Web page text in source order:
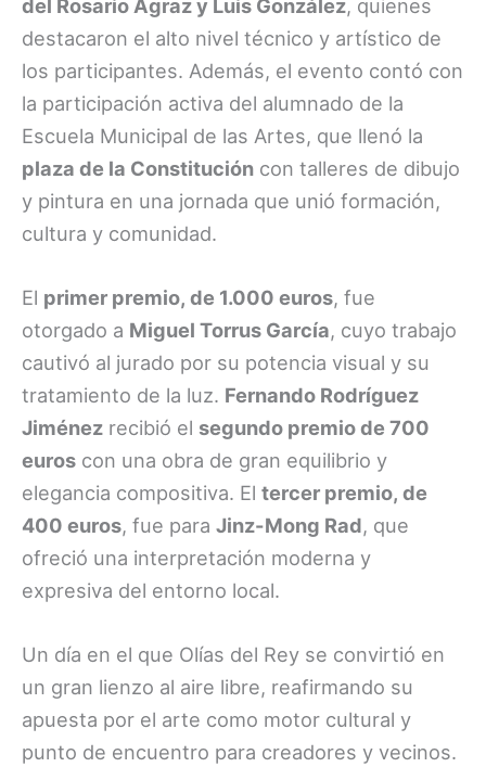
del Rosario Agraz y Luis González, quienes
destacaron el alto nivel técnico y artístico de
los participantes. Además, el evento contó con
la participación activa del alumnado de la
Escuela Municipal de las Artes, que llenó la
plaza de la Constitución con talleres de dibujo
y pintura en una jornada que unió formación,
cultura y comunidad.
El primer premio, de 1.000 euros, fue
otorgado a Miguel Torrus García, cuyo trabajo
cautivó al jurado por su potencia visual y su
tratamiento de la luz. Fernando Rodríguez
Jiménez recibió el segundo premio de 700
euros con una obra de gran equilibrio y
elegancia compositiva. El tercer premio, de
400 euros, fue para Jinz-Mong Rad, que
ofreció una interpretación moderna y
expresiva del entorno local.
Un día en el que Olías del Rey se convirtió en
un gran lienzo al aire libre, reafirmando su
apuesta por el arte como motor cultural y
punto de encuentro para creadores y vecinos.